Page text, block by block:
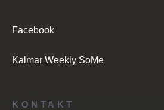
KONTAKT
Facebook
Kalmar Weekly SoMe